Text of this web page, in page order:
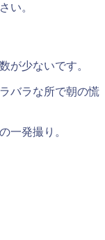
い。
が少ないです。
バラな所で朝の慌
の一発撮り。